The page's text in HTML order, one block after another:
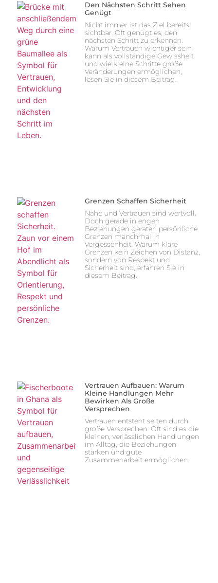
Den Nächsten Schritt Sehen
Genügt
Nicht immer ist das Ziel bereits
sichtbar. Oft genügt es, den
nächsten Schritt zu erkennen.
Warum Vertrauen wichtiger sein
kann als vollständige Gewissheit
und wie kleine Schritte große
Veränderungen ermöglichen,
lesen Sie in diesem Beitrag.
Grenzen Schaffen Sicherheit
Nähe und Vertrauen sind wertvoll.
Doch gerade in engen
Beziehungen geraten persönliche
Grenzen manchmal in
Vergessenheit. Warum klare
Grenzen kein Zeichen von Distanz,
sondern von Respekt und
Sicherheit sind, erfahren Sie in
diesem Beitrag.
Vertrauen Aufbauen: Warum
Kleine Handlungen Mehr
Bewirken Als Große
Versprechen
Vertrauen entsteht selten durch
große Versprechen. Oft sind es die
kleinen, verlässlichen Handlungen
im Alltag, die Beziehungen
stärken und gute
Zusammenarbeit ermöglichen.